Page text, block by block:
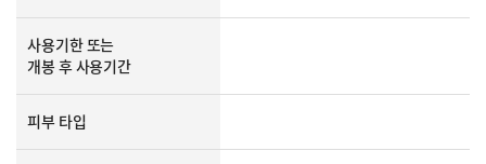
사용기한 또는
개봉 후 사용기간
피부 타입